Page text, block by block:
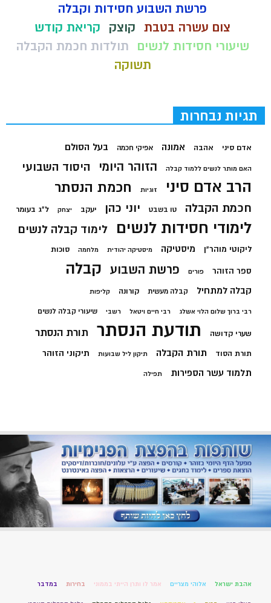
פרשת השבוע חסידות וקבלה
צום עשרה בטבת קוצק
קריאת קודש
שיעורי חסידות לנשים
תולדות חכמת הקבלה
תשוקה
תגיות נבחרות
אדם סיני אהבה אמונה אפיקי חכמה בעל הסולם
האם מותר לנשים ללמוד קבלה הזוהר היומי היסוד השבועי
הרב אדם סיני זוגיות חכמת הנסתר
חכמת הקבלה טו בשבט יוני כהן יעקב יצחק ל"ג בעומר
לימודי חסידות לנשים לימוד קבלה לנשים
ליקוטי מוהר"ן מיסטיקה מיסטיקה יהודית מלחמה סוכות
ספר הזוהר פורים פרשת השבוע קבלה
קבלה למתחיל קבלה מעשית קורונה קליפות
רבי ברוך שלום הלוי אשלג רבי חיים ויטאל רשבי שיעורי קבלה לנשים
שערי קדושה תודעת הנסתר תורת הנסתר
תורת הסוד תורת הקבלה תיקון ליל שבועות תיקוני הזוהר
תלמוד עשר הספירות תפילה
אהבת ישראל אלוהי מצריים אמר לו ותרן הייתי בממוני בחירות במדבר